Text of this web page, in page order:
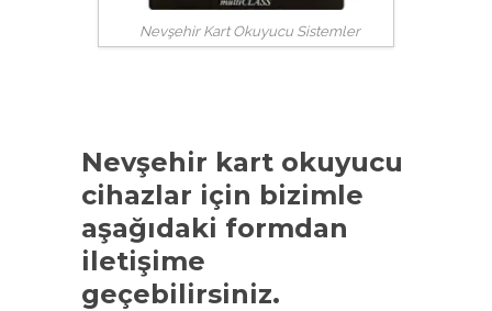
Nevşehir Kart Okuyucu Sistemler
Nevşehir kart okuyucu
cihazlar için bizimle
aşağıdaki formdan
iletişime
geçebilirsiniz.